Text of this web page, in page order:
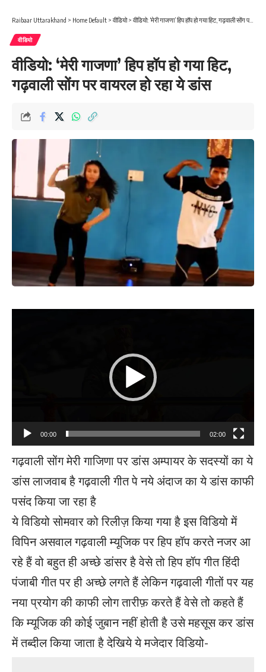
Raibaar Uttarakhand > Home Default > वीडियो> वीडियो: ‘मेरी गाजणा’ हिप हॉप हो गया हिट, गढ़वाली सोंग पर वायरल हो रहा ये डांस
वीडियो
वीडियो: ‘मेरी गाजणा’ हिप हॉप हो गया हिट,
गढ़वाली सोंग पर वायरल हो रहा ये डांस
00:00 02:00
गढ़वाली सोंग मेरी गाजिणा पर डांस अम्पायर के सदस्यों का ये
डांस लाजवाब है गढ़वाली गीत पे नये अंदाज का ये डांस काफी
पसंद किया जा रहा है
ये विडियो सोमवार को रिलीज़ किया गया है इस विडियो में
विपिन असवाल गढ़वाली म्यूजिक पर हिप हॉप करते नजर आ
रहे हैं वो बहुत ही अच्छे डांसर है वेसे तो हिप हॉप गीत हिंदी
पंजाबी गीत पर ही अच्छे लगते हैं लेकिन गढ़वाली गीतों पर यह
नया प्रयोग की काफी लोग तारीफ़ करते हैं वेसे तो कहते हैं
कि म्यूजिक की कोई जुबान नहीं होती है उसे महसूस कर डांस
में तब्दील किया जाता है देखिये ये मजेदार विडियो-